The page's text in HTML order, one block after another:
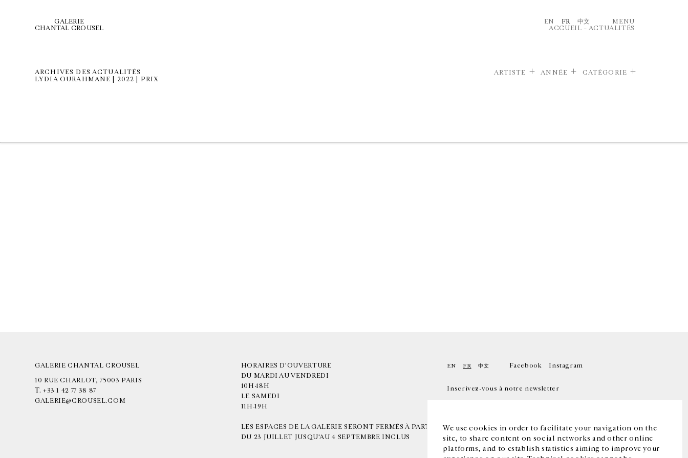
We use cookies in order to facilitate your navigation on the
site, to share content on social networks and other online
platforms, and to establish statistics aiming to improve your
GALERIE
CHANTAL CROUSEL
EN FR 中文
MENU
ACCUEIL – ACTUALITÉS
ARCHIVES DES ACTUALITÉS
LYDIA OURAHMANE | 2022 | PRIX
ARTISTE ANNÉE CATÉGORIE
GALERIE CHANTAL CROUSEL
10 RUE CHARLOT, 75003 PARIS
T. +33 1 42 77 38 87
GALERIE@CROUSEL.COM
HORAIRES D'OUVERTURE
DU MARDI AU VENDREDI
10H-18H
LE SAMEDI
11H-19H
LES ESPACES DE LA GALERIE SERONT FERMÉS À PARTIR
DU 23 JUILLET JUSQU'AU 4 SEPTEMBRE INCLUS
EN FR 中文 Facebook Instagram
Inscrivez-vous à notre newsletter